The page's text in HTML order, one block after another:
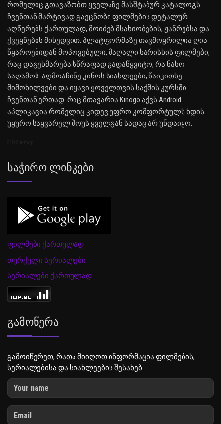
რომელიც გთავაზობთ ყველაზე მასშტაბურ კატალოგს.
ჩვენთან მარტივად გაეცნობი ფილმების დეტალურ
აღწერებს ქართულად, მოიძებ მსახიობების, ჟანრებსა და
ქვეყნების მიხედვით. პლატფორმაზე თავმოყრილია ღია
წყაროებიდან მოპოვებული, მაღალი ხარისხის ფილმები,
რაც დაგეხმარება სწრაფად გადაწყვიტო, რა ნახო
საღამოს. აღმოაჩინე კინოს სიახლეები, წაიკითხე
მიმოხილვები და იყავი ყოველთვის საქმის კურსში
ჩვენთან ერთად. რაც მთავარია Kinogo აქვს Android
აპლიკაცია რომელიც კიდევ უფრო კომფორტულს ხდის
უყურო საყვარელ შოუს ყველგან სადაც არ უნდაიყო.
Საჭირო Ლინკები
ფილმები ქართულად
თურქული სერიალები
სერიალები ქართულად
Გამოწერა
გამოიწერეთ, რათა მიიღოთ ინფორმაცია ფილმების,
სერიალებისა და სიახლეების შესახებ.